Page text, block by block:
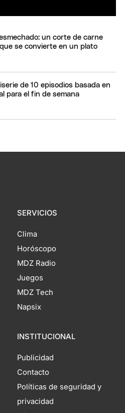
un corte de carne
se convierte en un plato
de 10 episodios basada en
para el fin de semana
SERVICIOS
Clima
Horóscopo
MDZ Radio
Juegos
MDZ Tech
Napsix
INSTITUCIONAL
Publicidad
Contacto
Políticas de seguridad y
privacidad